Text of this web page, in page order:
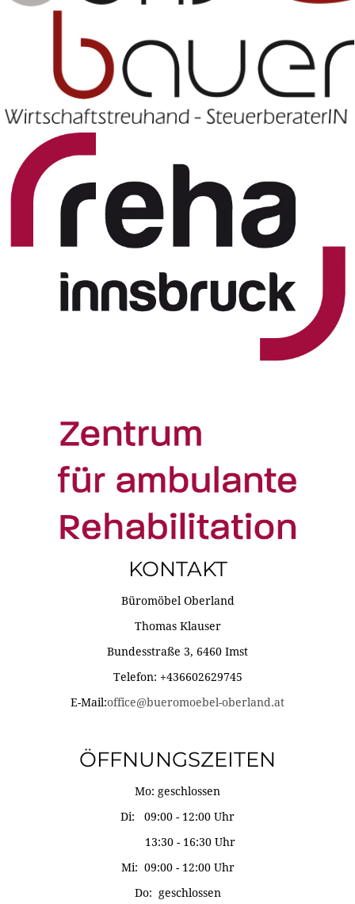
KONTAKT
Büromöbel Oberland
Thomas Klauser
Bundesstraße 3, 6460 Imst
Telefon: +436602629745
E-Mail:office@bueromoebel-oberland.at
ÖFFNUNGSZEITEN
Mo: geschlossen
Di: 09:00 - 12:00 Uhr
13:30 - 16:30 Uhr
Mi: 09:00 - 12:00 Uhr
Do: geschlossen